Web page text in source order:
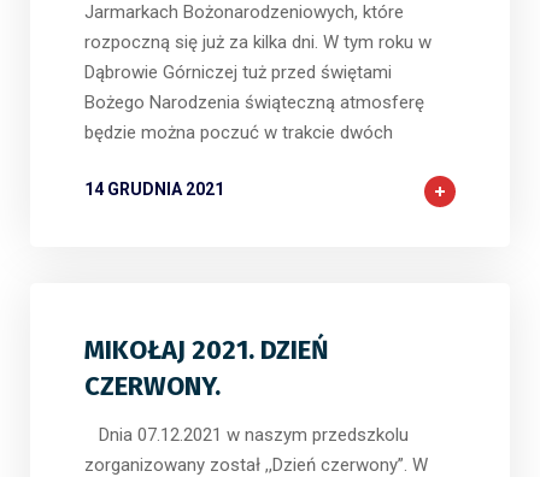
Jarmarkach Bożonarodzeniowych, które
rozpoczną się już za kilka dni. W tym roku w
Dąbrowie Górniczej tuż przed świętami
Bożego Narodzenia świąteczną atmosferę
będzie można poczuć w trakcie dwóch
14 GRUDNIA 2021
MIKOŁAJ 2021. DZIEŃ
CZERWONY.
Dnia 07.12.2021 w naszym przedszkolu
zorganizowany został ,,Dzień czerwony”. W